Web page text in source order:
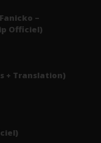
–
Officiel)
+ Translation)